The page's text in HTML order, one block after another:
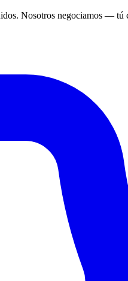
Nosotros negociamos — tú